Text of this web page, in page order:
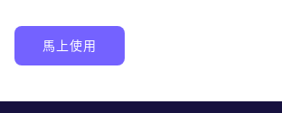
馬上使用